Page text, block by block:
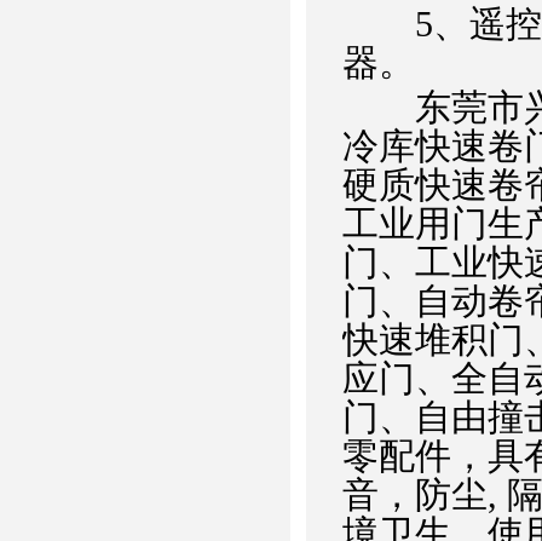
5、遥控
器。
东莞市兴
冷库快速卷
硬质快速卷
工业用门生
门、工业快
门、自动卷
快速堆积门
应门、全自
门、自由撞
零配件，具
音，防尘,